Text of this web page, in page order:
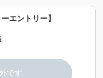
エントリー】
上8名以内
です